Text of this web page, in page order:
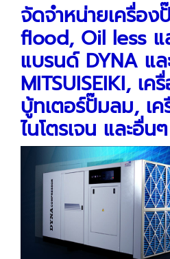
จัดจำหน่ายเครื่อง
flood, Oil less แ
แบรนด์ DYNA แล
MITSUISEIKI, เค
บู้ทเตอร์ปั๊มลม, เ
ไนโตรเจน และอื่นๆ